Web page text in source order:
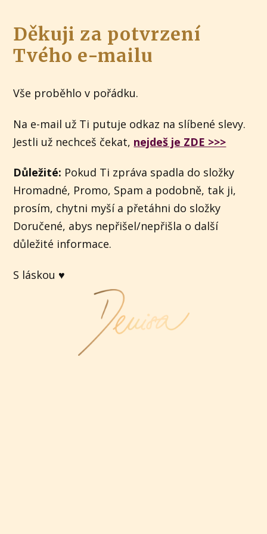
Děkuji za potvrzení
Tvého e-mailu
Vše proběhlo v pořádku.
Na e-mail už Ti putuje odkaz na slíbené slevy.
Jestli už nechceš čekat, nejdeš je ZDE >>>
Důležité: Pokud Ti zpráva spadla do složky
Hromadné, Promo, Spam a podobně, tak ji,
prosím, chytni myší a přetáhni do složky
Doručené, abys nepřišel/nepřišla o další
důležité informace.
S láskou ♥